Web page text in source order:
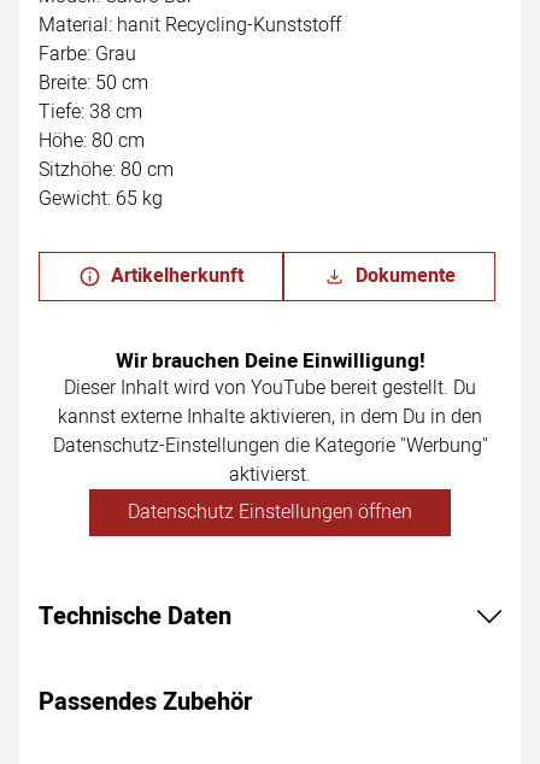
Material: hanit Recycling-Kunststoff
Farbe: Grau
Breite: 50 cm
Tiefe: 38 cm
Höhe: 80 cm
Sitzhöhe: 80 cm
Gewicht: 65 kg
Artikelherkunft Dokumente
Wir brauchen Deine Einwilligung!
Dieser Inhalt wird von YouTube bereit gestellt. Du
kannst externe Inhalte aktivieren, in dem Du in den
Datenschutz-Einstellungen die Kategorie "Werbung"
aktivierst.
Datenschutz Einstellungen öffnen
Technische Daten
Passendes Zubehör
Zubehör überspringen